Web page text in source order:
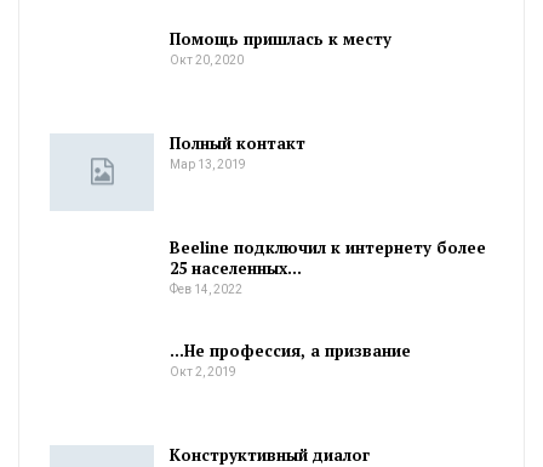
Помощь пришлась к месту
Окт 20, 2020
Полный контакт
Мар 13, 2019
Beeline подключил к интернету более
25 населенных…
Фев 14, 2022
…Не профессия, а призвание
Окт 2, 2019
Конструктивный диалог